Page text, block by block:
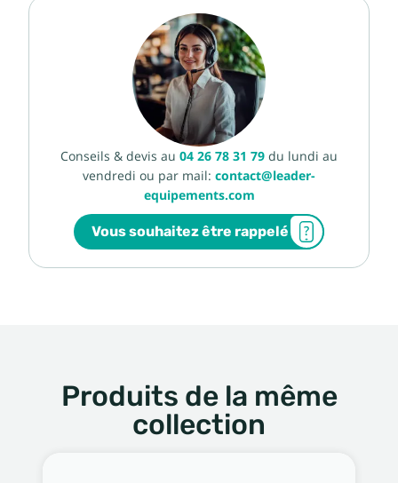
Conseils & devis au 04 26 78 31 79 du lundi au
vendredi ou par mail: contact@leader-
equipements.com
Vous souhaitez être rappelé
Produits de la même
collection